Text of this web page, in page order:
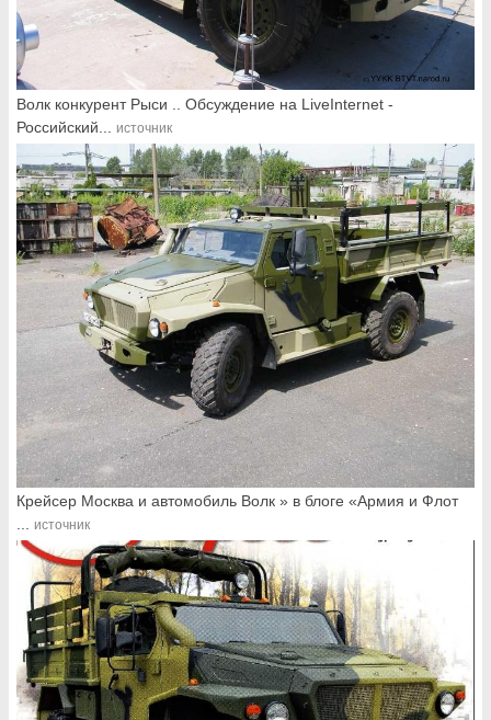
Волк конкурент Рыси .. Обсуждение на LiveInternet -
Российский...
источник
Крейсер Москва и автомобиль Волк » в блоге «Армия и Флот
... источник